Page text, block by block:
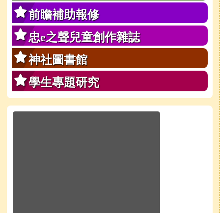
前瞻補助報修
忠e之聲兒童創作雜誌
神社圖書館
學生專題研究
於彈跳視窗觀看：學校line官方好友QRcode